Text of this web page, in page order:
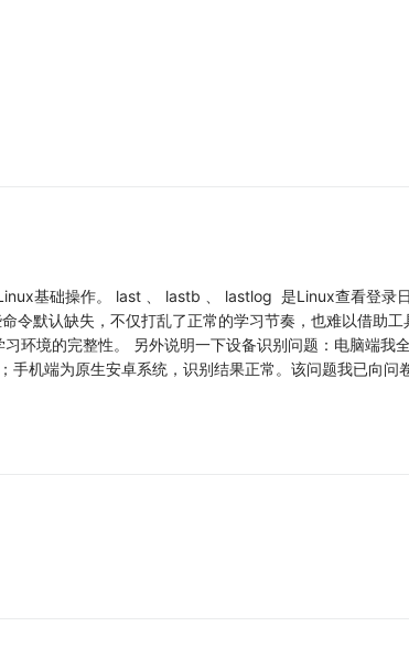
基础操作。 last 、 lastb 、 lastlog 是Linux查看登录
令默认缺失，不仅打乱了正常的学习节奏，也难以借助工
环境的完整性。 另外说明一下设备识别问题：电脑端我
机端为原生安卓系统，识别结果正常。该问题我已向问